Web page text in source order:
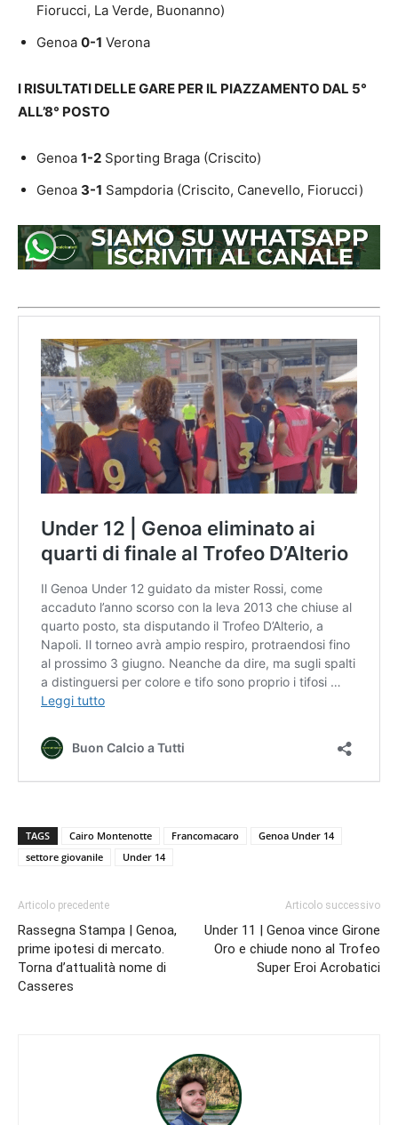
Fiorucci, La Verde, Buonanno)
Genoa 0-1 Verona
I RISULTATI DELLE GARE PER IL PIAZZAMENTO DAL 5°
ALL’8° POSTO
Genoa 1-2 Sporting Braga (Criscito)
Genoa 3-1 Sampdoria (Criscito, Canevello, Fiorucci)
TAGS Cairo Montenotte Francomacaro
Genoa Under 14
settore giovanile
Under 14
Articolo precedente
Rassegna Stampa | Genoa,
prime ipotesi di mercato.
Torna d’attualità nome di
Casseres
Articolo successivo
Under 11 | Genoa vince Girone
Oro e chiude nono al Trofeo
Super Eroi Acrobatici